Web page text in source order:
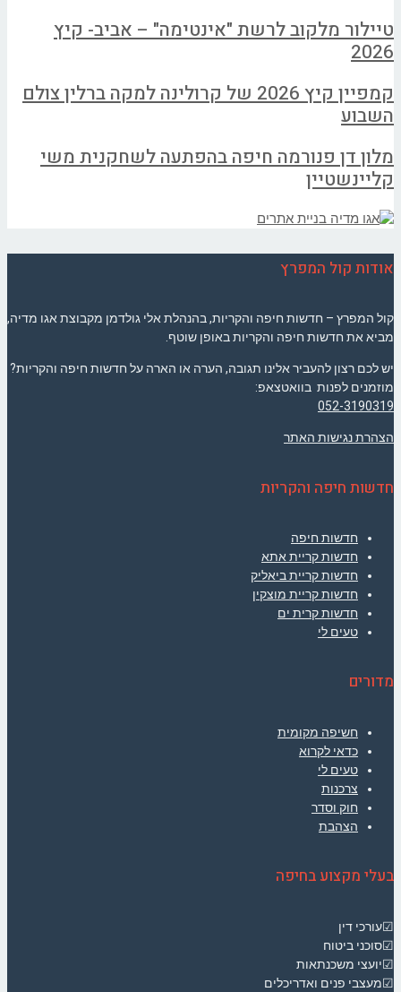
טיילור מלקוב לרשת "אינטימה" – אביב- קיץ
2026
קמפיין קיץ 2026 של קרולינה למקה ברלין צולם
השבוע
מלון דן פנורמה חיפה בהפתעה לשחקנית משי
קליינשטיין
אודות קול המפרץ
קול המפרץ – חדשות חיפה והקריות, בהנהלת אלי גולדמן מקבוצת אגו מדיה,
מביא את חדשות חיפה והקריות באופן שוטף.
יש לכם רצון להעביר אלינו תגובה, הערה או הארה על חדשות חיפה והקריות?
מוזמנים לפנות בוואטצאפ:
052-3190319
הצהרת נגישות האתר
חדשות חיפה והקריות
חדשות חיפה
חדשות קריית אתא
חדשות קריית ביאליק
חדשות קריית מוצקין
חדשות קרית ים
טעים לי
מדורים
חשיפה מקומית
כדאי לקרוא
טעים לי
צרכנות
חוק וסדר
הצהבת
בעלי מקצוע בחיפה
☑עורכי דין
☑סוכני ביטוח
☑יועצי משכנתאות
☑מעצבי פנים ואדריכלים